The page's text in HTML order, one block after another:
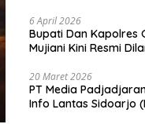
6 April 2026
​Bupati Dan Kapolres
Mujiani Kini Resmi
20 Maret 2026
PT Media
Info Lantas Sidoarjo